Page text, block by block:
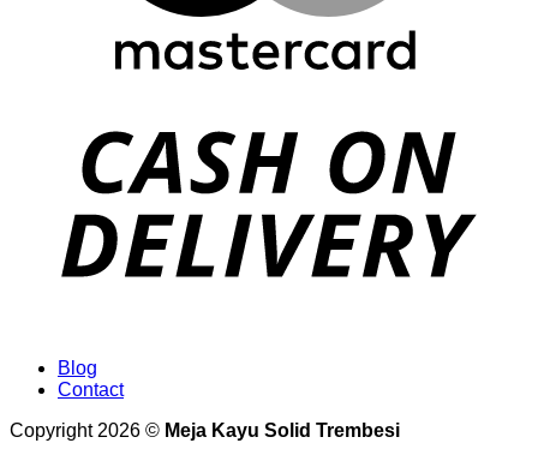
Blog
Contact
Copyright 2026 © Meja Kayu Solid Trembesi